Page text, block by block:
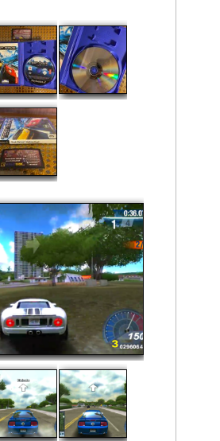
SA
54466
2007
/ Simulation / Automobile
1
хорошее (рабочая поверхность
Английская версия
5 (1оценка)